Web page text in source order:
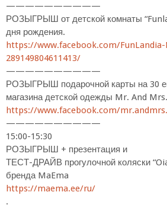
——————————
РОЗЫГРЫШ от детской комнаты
дня рождения.
https://www.facebook.com/FunLandia-
289149804611413/
——————————
РОЗЫГРЫШ подарочной карты на 30
магазина детской одежды Mr. And
https://www.facebook.com/
——————————
15:00-15:30
РОЗЫГРЫШ + презентация и
ТЕСТ-ДРАЙВ прогулочной коляски
бренда MaEma
https://maema.ee/ru/
.